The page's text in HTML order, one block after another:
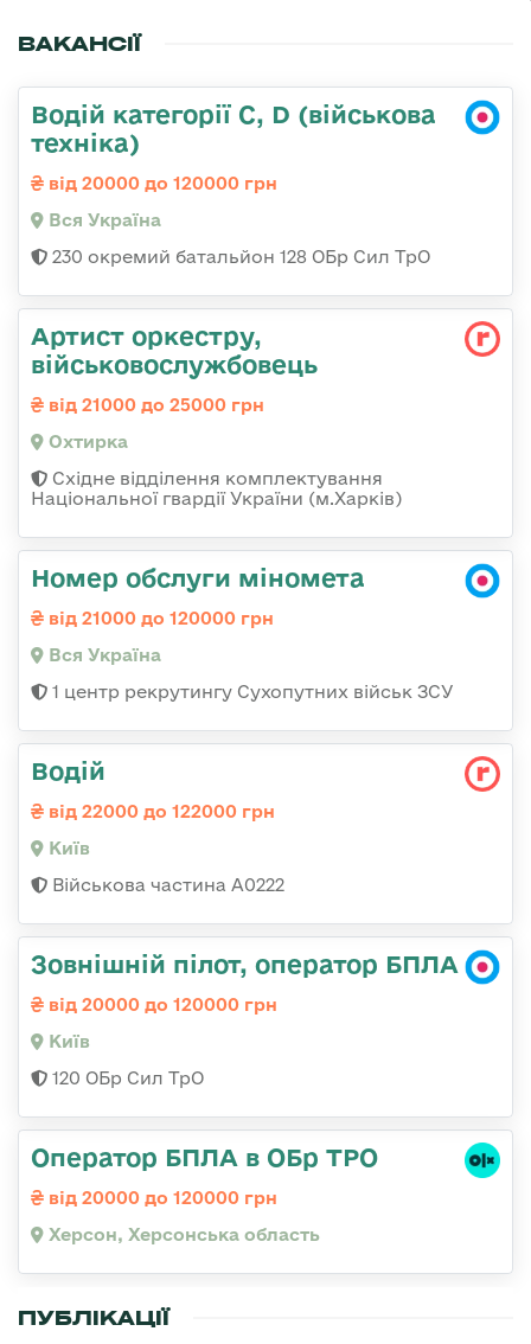
ВАКАНСІЇ
Водій категорії C, D (військова
техніка)
від 20000 до 120000 грн
Вся Україна
230 окремий батальйон 128 ОБр Сил ТрО
Артист оркестру,
військовослужбовець
від 21000 до 25000 грн
Охтирка
Східне відділення комплектування
Національної гвардії України (м.Харків)
Номер обслуги міномета
від 21000 до 120000 грн
Вся Україна
1 центр рекрутингу Сухопутних військ ЗСУ
Водій
від 22000 до 122000 грн
Київ
Військова частина А0222
Зовнішній пілот, оператор БПЛА
від 20000 до 120000 грн
Київ
120 ОБр Сил ТрО
Оператор БПЛА в ОБр ТРО
від 20000 до 120000 грн
Херсон, Херсонська область
ПУБЛІКАЦІЇ